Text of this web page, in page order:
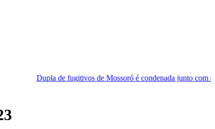
fugitivos de Mossoró é condenada junto com mais quatro homens